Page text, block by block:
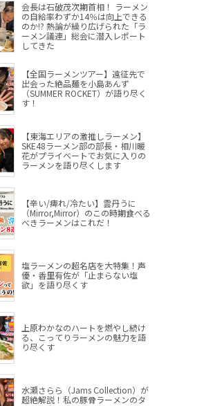
会長は石破茂次期首相！ ラーメン
の自給率わずか14％は向上できる
のか!? 熱論が繰り広げられた「ラ
ーメン議連」総会に潜入レポート
してきた
【全国ラーメンツアー】遠征先で
出会った絶品麺を小島あんず
（SUMMER ROCKET）が語り尽く
す！
【東海エリアの激推しラーメン】
SKE48ラーメン部の部長・相川暖
花がプライベートでお気に入りの
ラーメンを語り尽くします
【辛い/痺れ/冷たい】雲丹うに
（Mirror,Mirror）のこの時期食べる
べきラーメンはこれだ！
塩ラーメンの超名店を大特集！声
優・香里有佐が「止まらない塩
欲」を語り尽くす
上原わかなのハートを燃やし続け
る、こってりラーメンの魅力を語
り尽くす
水瀬さらら（Jams Collection）が
超絶解説！私の豚骨ラーメンのタ